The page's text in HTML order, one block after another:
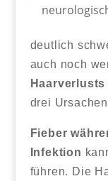
deutlich
auch noch
Haarverlusts
drei
Fieber
Infektion
führen. Die